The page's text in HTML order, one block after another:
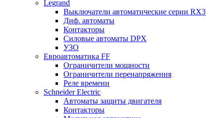
Legrand
Выключатели автоматические серии RX3
Диф. автоматы
Контакторы
Силовые автоматы DPX
УЗО
Евроавтоматика FF
Ограничители мощности
Ограничители перенапряжения
Реле времени
Schneider Electric
Автоматы защиты двигателя
Контакторы